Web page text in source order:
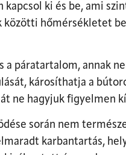
kapcsol ki és be, ami
közötti hőmérsékletet
a páratartalom, annak
károsíthatja a
ne hagyjuk figyelmen
során nem
karbantartás,